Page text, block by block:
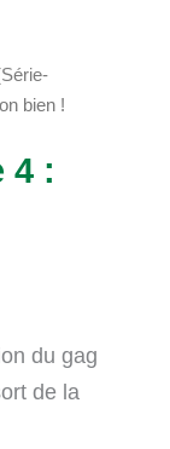
bien !
4 :
du gag
de la